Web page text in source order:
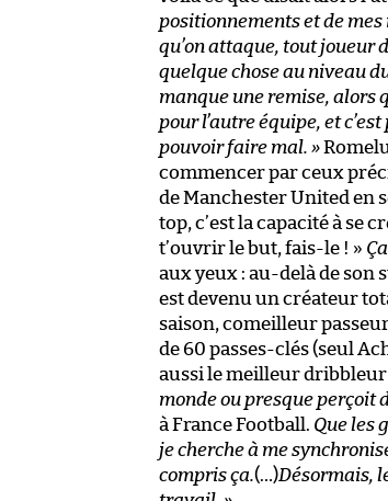
positionnements et de mes
qu’on attaque, tout joueur
quelque chose au niveau
manque une remise, alors
pour l’autre équipe, et
pouvoir faire mal. »
commencer par ceux
de Manchester United en
top, c’est la capacité à se
t’ouvrir le but, fais-le ! »
aux yeux : au-delà de son
est devenu un créateur
saison, comeilleur
de 60 passes-clés (seul
aussi le meilleur dribbleur
monde ou presque perçoit
à France Football. Que les
je cherche à me
compris ça.(…)Désormais,